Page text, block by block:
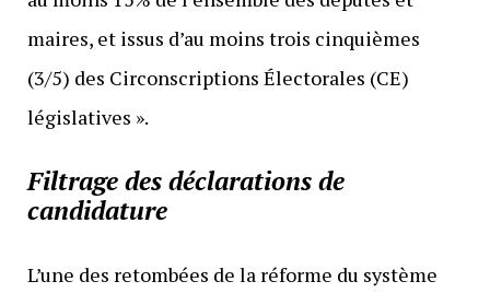
maires, et issus d’au moins trois cinquièmes
(3/5) des Circonscriptions Électorales (CE)
législatives ».
Filtrage des déclarations de
candidature
L’une des retombées de la réforme du système